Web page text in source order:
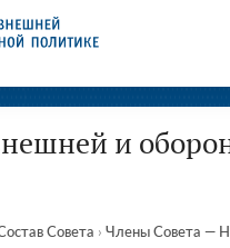
и
Совета › Члены Совета — Н